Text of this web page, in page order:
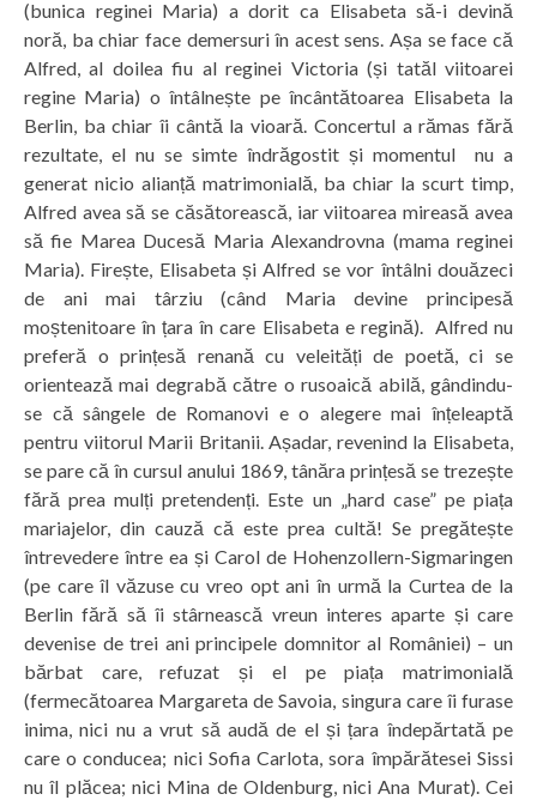
(bunica reginei Maria) a dorit ca Elisabeta să-i devină
noră, ba chiar face demersuri în acest sens. Așa se face că
Alfred, al doilea fiu al reginei Victoria (și tatăl viitoarei
regine Maria) o întâlnește pe încântătoarea Elisabeta la
Berlin, ba chiar îi cântă la vioară. Concertul a rămas fără
rezultate, el nu se simte îndrăgostit și momentul nu a
generat nicio alianță matrimonială, ba chiar la scurt timp,
Alfred avea să se căsătorească, iar viitoarea mireasă avea
să fie Marea Ducesă Maria Alexandrovna (mama reginei
Maria). Firește, Elisabeta și Alfred se vor întâlni douăzeci
de ani mai târziu (când Maria devine principesă
moștenitoare în țara în care Elisabeta e regină). Alfred nu
preferă o prințesă renană cu veleități de poetă, ci se
orientează mai degrabă către o rusoaică abilă, gândindu-
se că sângele de Romanovi e o alegere mai înțeleaptă
pentru viitorul Marii Britanii. Așadar, revenind la Elisabeta,
se pare că în cursul anului 1869, tânăra prințesă se trezește
fără prea mulți pretendenți. Este un „hard case” pe piața
mariajelor, din cauză că este prea cultă! Se pregătește
întrevedere între ea și Carol de Hohenzollern-Sigmaringen
(pe care îl văzuse cu vreo opt ani în urmă la Curtea de la
Berlin fără să îi stârnească vreun interes aparte și care
devenise de trei ani principele domnitor al României) – un
bărbat care, refuzat și el pe piața matrimonială
(fermecătoarea Margareta de Savoia, singura care îi furase
inima, nici nu a vrut să audă de el și țara îndepărtată pe
care o conducea; nici Sofia Carlota, sora împărătesei Sissi
nu îl plăcea; nici Mina de Oldenburg, nici Ana Murat). Cei